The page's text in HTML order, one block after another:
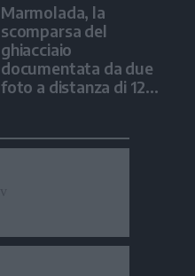
Marmolada, la
scomparsa del
ghiacciaio
documentata da due
foto a distanza di 12